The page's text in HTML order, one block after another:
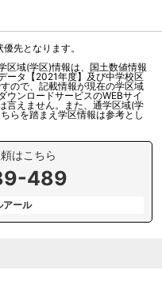
先となります。
区域(学区)情報は、国土数値情報
ータ【2021年度】及び中学校区
ので、記載情報が現在の学区域
ウンロードサービスのWEBサイ
言えません。また、通学区域(学
らを踏まえ学区情報は参考とし
はこちら
489
ール